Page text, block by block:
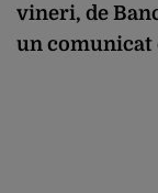
vineri, de
un comunicat